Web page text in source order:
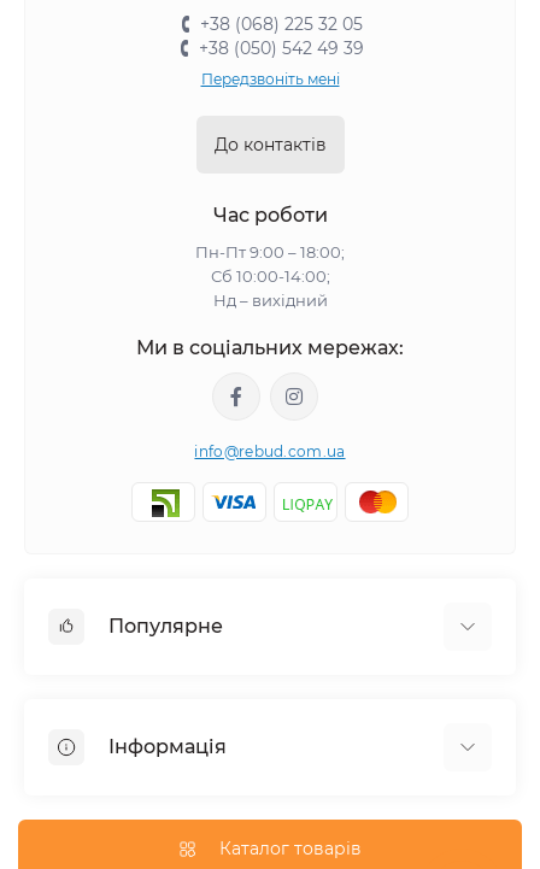
+38 (068) 225 32 05
+38 (050) 542 49 39
Передзвоніть мені
До контактів
Час роботи
Пн-Пт 9:00 – 18:00;
Сб 10:00-14:00;
Нд – вихідний
Ми в соціальних мережах:
info@rebud.com.ua
Популярне
Гіпсокартонні системи
Паркани та огорожі
Інформація
Каталог товарів